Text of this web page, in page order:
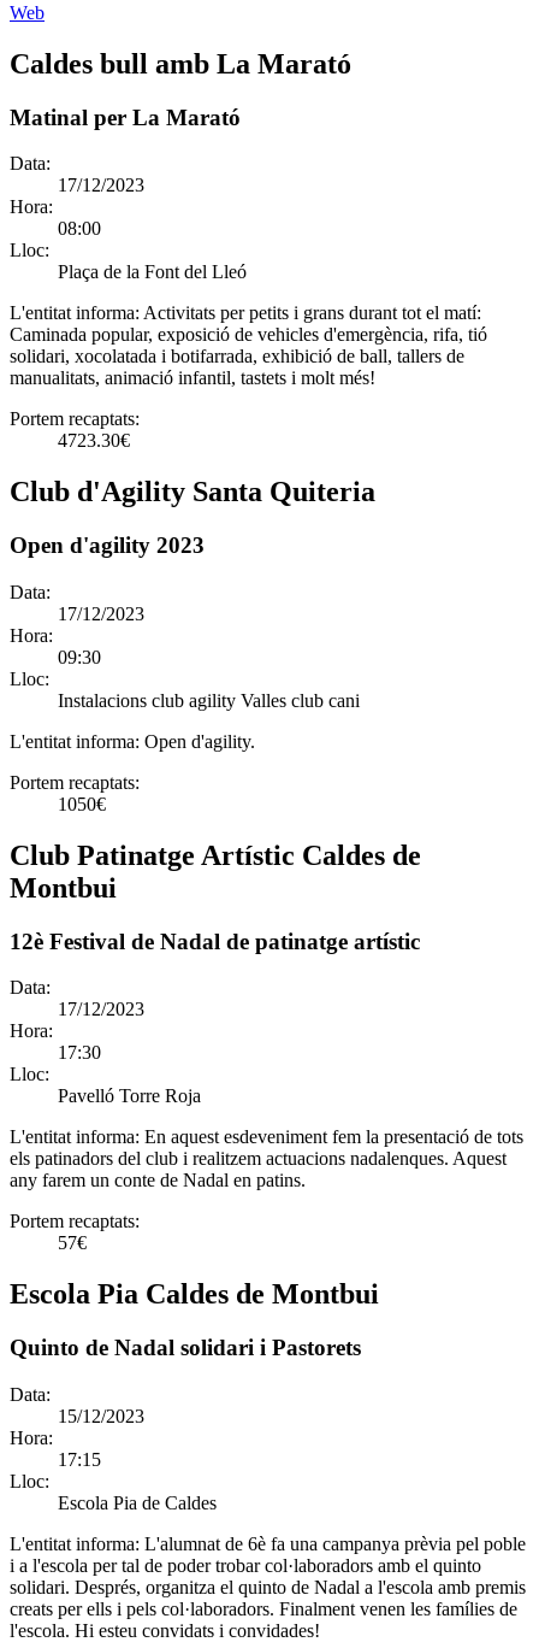
Web
Caldes bull amb La Marató
Matinal per La Marató
Data:
17/12/2023
Hora:
08:00
Lloc:
Plaça de la Font del Lleó
L'entitat informa: Activitats per petits i grans durant tot el matí:
Caminada popular, exposició de vehicles d'emergència, rifa, tió
solidari, xocolatada i botifarrada, exhibició de ball, tallers de
manualitats, animació infantil, tastets i molt més!
Portem recaptats:
4723.30€
Club d'Agility Santa Quiteria
Open d'agility 2023
Data:
17/12/2023
Hora:
09:30
Lloc:
Instalacions club agility Valles club cani
L'entitat informa: Open d'agility.
Portem recaptats:
1050€
Club Patinatge Artístic Caldes de
Montbui
12è Festival de Nadal de patinatge artístic
Data:
17/12/2023
Hora:
17:30
Lloc:
Pavelló Torre Roja
L'entitat informa: En aquest esdeveniment fem la presentació de tots
els patinadors del club i realitzem actuacions nadalenques. Aquest
any farem un conte de Nadal en patins.
Portem recaptats:
57€
Escola Pia Caldes de Montbui
Quinto de Nadal solidari i Pastorets
Data:
15/12/2023
Hora:
17:15
Lloc:
Escola Pia de Caldes
L'entitat informa: L'alumnat de 6è fa una campanya prèvia pel poble
i a l'escola per tal de poder trobar col·laboradors amb el quinto
solidari. Després, organitza el quinto de Nadal a l'escola amb premis
creats per ells i pels col·laboradors. Finalment venen les famílies de
l'escola. Hi esteu convidats i convidades!